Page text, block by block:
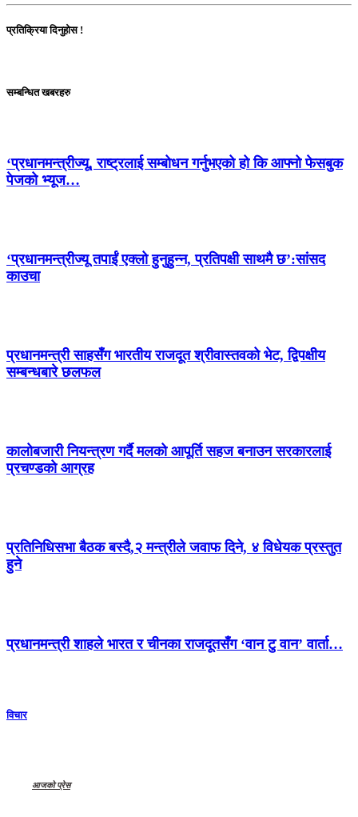
प्रतिक्रिया दिनुहोस !
सम्बन्धित खबरहरु
‘प्रधानमन्त्रीज्यू, राष्ट्रलाई सम्बोधन गर्नुभएको हो कि आफ्नो फेसबुक
पेजको भ्यूज…
‘प्रधानमन्त्रीज्यू तपाईं एक्लो हुनुहुन्न, प्रतिपक्षी साथमै छ’:सांसद
काउचा
प्रधानमन्त्री साहसँग भारतीय राजदूत श्रीवास्तवको भेट, द्विपक्षीय
सम्बन्धबारे छलफल
कालोबजारी नियन्त्रण गर्दै मलको आपूर्ति सहज बनाउन सरकारलाई
प्रचण्डको आग्रह
प्रतिनिधिसभा बैठक बस्दै,२ मन्त्रीले जवाफ दिने, ४ विधेयक प्रस्तुत
हुने
प्रधानमन्त्री शाहले भारत र चीनका राजदूतसँग ‘वान टु वान’ वार्ता…
विचार
आजको प्रेस